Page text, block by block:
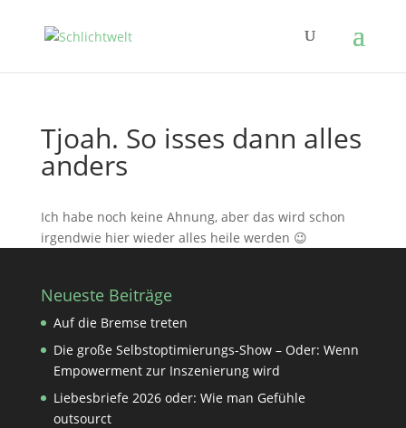
Tjoah. So isses dann alles
anders
Ich habe noch keine Ahnung, aber das wird schon
irgendwie hier wieder alles heile werden 😉
Neueste Beiträge
Auf die Bremse treten
Die große Selbstoptimierungs-Show – Oder: Wenn
Empowerment zur Inszenierung wird
Liebesbriefe 2026 oder: Wie man Gefühle
outsourct